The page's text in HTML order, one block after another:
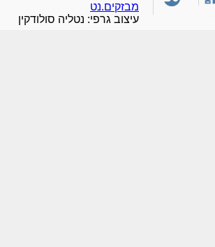
מבזקים.נט
עיצוב גרפי: נטליה סולודקין